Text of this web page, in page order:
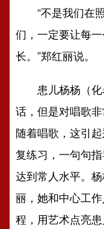
“不是我们在照
们，一定要让每
长。”郑红丽说。
患儿杨杨（化
话，但是对唱歌
随着唱歌，这引
复练习，一句句
达到常人水平。
丽，她和中心工
程，用艺术点亮